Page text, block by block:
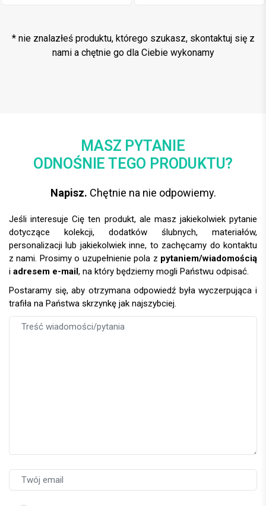
* nie znalazłeś produktu, którego szukasz, skontaktuj się z
nami a chętnie go dla Ciebie wykonamy
MASZ PYTANIE
ODNOŚNIE TEGO PRODUKTU?
Napisz. Chętnie na nie odpowiemy.
Jeśli interesuje Cię ten produkt, ale masz jakiekolwiek pytanie
dotyczące kolekcji, dodatków ślubnych, materiałów,
personalizacji lub jakiekolwiek inne, to zachęcamy do kontaktu
z nami. Prosimy o uzupełnienie pola z pytaniem/wiadomością
i adresem e-mail, na który będziemy mogli Państwu odpisać.
Postaramy się, aby otrzymana odpowiedź była wyczerpująca i
trafiła na Państwa skrzynkę jak najszybciej.